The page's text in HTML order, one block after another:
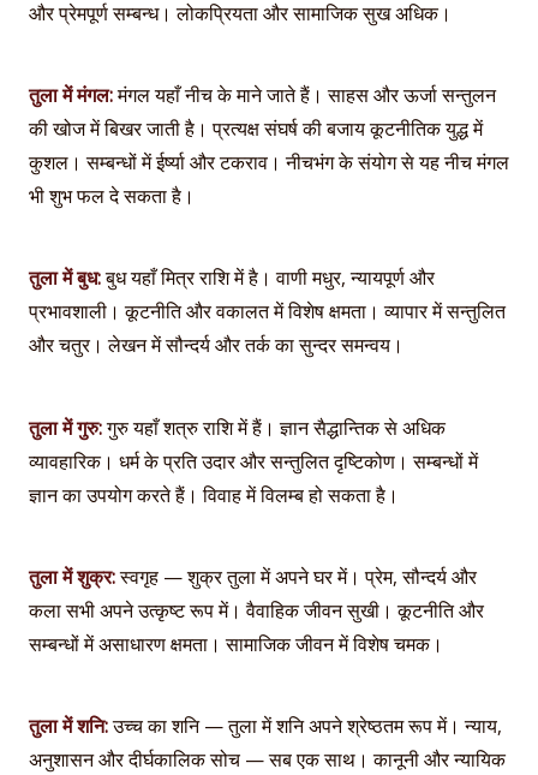
और प्रेमपूर्ण सम्बन्ध। लोकप्रियता और सामाजिक सुख अधिक।
तुला में मंगल:मंगल यहाँ नीच के माने जाते हैं। साहस और ऊर्जा सन्तुलन
की खोज में बिखर जाती है। प्रत्यक्ष संघर्ष की बजाय कूटनीतिक युद्ध में
कुशल। सम्बन्धों में ईर्ष्या और टकराव। नीचभंग के संयोग से यह नीच मंगल
भी शुभ फल दे सकता है।
तुला में बुध:बुध यहाँ मित्र राशि में है। वाणी मधुर, न्यायपूर्ण और
प्रभावशाली। कूटनीति और वकालत में विशेष क्षमता। व्यापार में सन्तुलित
और चतुर। लेखन में सौन्दर्य और तर्क का सुन्दर समन्वय।
तुला में गुरु:गुरु यहाँ शत्रु राशि में हैं। ज्ञान सैद्धान्तिक से अधिक
व्यावहारिक। धर्म के प्रति उदार और सन्तुलित दृष्टिकोण। सम्बन्धों में
ज्ञान का उपयोग करते हैं। विवाह में विलम्ब हो सकता है।
तुला में शुक्र:स्वगृह — शुक्र तुला में अपने घर में। प्रेम, सौन्दर्य और
कला सभी अपने उत्कृष्ट रूप में। वैवाहिक जीवन सुखी। कूटनीति और
सम्बन्धों में असाधारण क्षमता। सामाजिक जीवन में विशेष चमक।
तुला में शनि:उच्च का शनि — तुला में शनि अपने श्रेष्ठतम रूप में। न्याय,
अनुशासन और दीर्घकालिक सोच — सब एक साथ। कानूनी और न्यायिक